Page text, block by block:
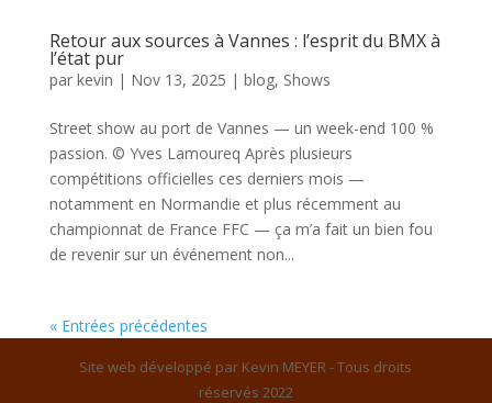
Retour aux sources à Vannes : l’esprit du BMX à
l’état pur
par kevin | Nov 13, 2025 | blog, Shows
Street show au port de Vannes — un week-end 100 %
passion. © Yves Lamoureq Après plusieurs
compétitions officielles ces derniers mois —
notamment en Normandie et plus récemment au
championnat de France FFC — ça m’a fait un bien fou
de revenir sur un événement non...
« Entrées précédentes
Site web développé par Kevin MEYER - Tous droits
réservés 2022